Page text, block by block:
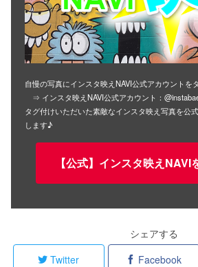
自慢の写真にインスタ映えNAVI公式アカウントを
⇒ インスタ映えNAVI公式アカウント：
タグ付けいただいた素敵なインスタ映え写真を公
します♪
【公式】インスタ映えNAVI
シェアする
Twitter
Facebook